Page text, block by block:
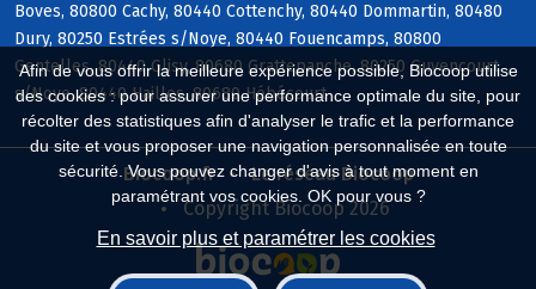
Afin de vous offrir la meilleure expérience possible, Biocoop utilise
des cookies : pour assurer une performance optimale du site, pour
récolter des statistiques afin d'analyser le trafic et la performance
du site et vous proposer une navigation personnalisée en toute
sécurité. Vous pouvez changer d'avis à tout moment en
paramétrant vos cookies. OK pour vous ?
En savoir plus et paramétrer les cookies
Boves, 80800 Cachy, 80440 Cottenchy, 80440 Dommartin, 80480
Dury, 80250 Estrées s/Noye, 80440 Fouencamps, 80800
Gentelles, 80440 Glisy, 80680 Grattepanche, 80250 Guyencourt
s/Noye, 80440 Hailles, 80680 Hébécourt
Biocoop.fr
Le réseau Biocoop
Copyright Biocoop 2026